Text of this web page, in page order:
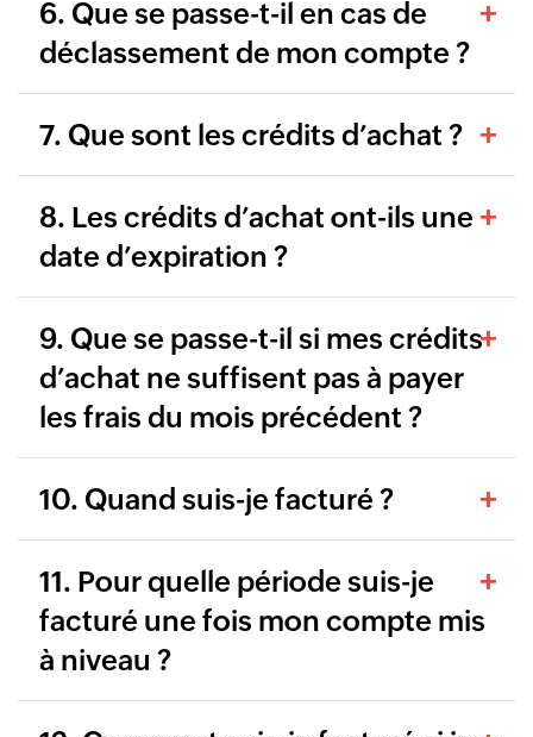
6. Que se passe-t-il en cas de
déclassement de mon compte ?
7. Que sont les crédits d’achat ?
8. Les crédits d’achat ont-ils une
date d’expiration ?
9. Que se passe-t-il si mes crédits
d’achat ne suffisent pas à payer
les frais du mois précédent ?
10. Quand suis-je facturé ?
11. Pour quelle période suis-je
facturé une fois mon compte mis
à niveau ?